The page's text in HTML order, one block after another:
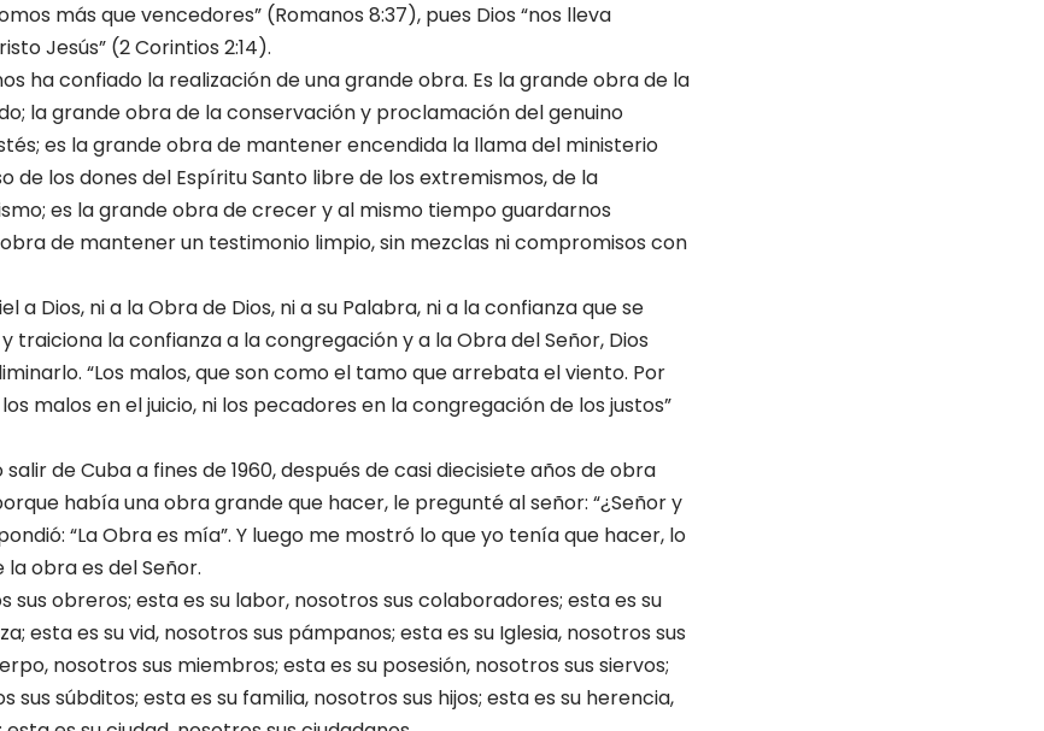
más que vencedores” (Romanos 8:37), pues Dios “nos lleva
Jesús” (2 Corintios 2:14).
ha confiado la realización de una grande obra. Es la grande obra de la
la gran­de obra de la conservación y proclamación del genuino
es la grande obra de mantener encendida la llama del ministerio
de los dones del Espíritu Santo libre de los extremis­mos, de la
es la grande obra de crecer y al mismo tiempo guardarnos
de mantener un testimonio limpio, sin mezclas ni compromisos con
a Dios, ni a la Obra de Dios, ni a su Palabra, ni a la confian­za que se
traiciona la confianza a la congregación y a la Obra del Señor, Dios
“Los malos, que son como el tamo que arrebata el viento. Por
malos en el juicio, ni los pecadores en la congregación de los justos”
de Cuba a fines de 1960, después de casi diecisiete años de obra
había una obra grande que hacer, le pregunté al señor: “¿Señor y
“La Obra es mía”. Y luego me mostró lo que yo tenía que hacer, lo
obra es del Señor.
sus obreros; esta es su labor, nosotros sus colaboradores; esta es su
esta es su vid, nosotros sus pámpanos; esta es su Iglesia, no­sotros sus
noso­tros sus miembros; esta es su posesión, noso­tros sus siervos;
sus súbditos; esta es su familia, nosotros sus hijos; esta es su herencia,